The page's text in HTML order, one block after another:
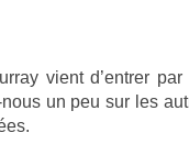
vient d’entr­er
un peu sur les